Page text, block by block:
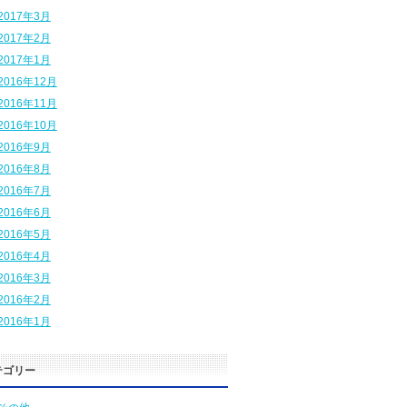
年3月
年2月
年1月
年12月
年11月
年10月
年9月
年8月
年7月
年6月
年5月
年4月
年3月
年2月
年1月
ゴリー